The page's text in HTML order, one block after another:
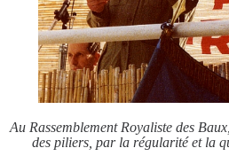
Au Rassemblement Royaliste des
des piliers, par la régularité et la